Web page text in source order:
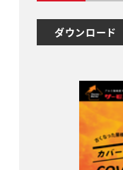
ダウンロード